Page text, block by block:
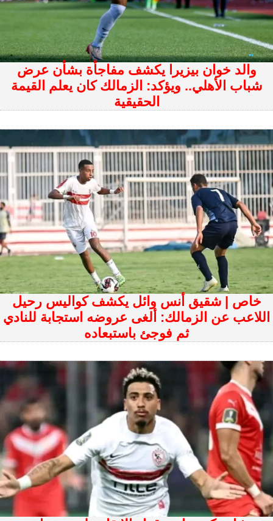
والد خوان بيزيرا يكشف مفاجأة بشأن عرض
شباب الأهلي.. ويؤكد: الزمالك كان يعلم القيمة
الحقيقية
خاص | شقيق أنس وائل يكشف كواليس رحيل
اللاعب عن الزمالك: ألغى عروضه استجابة للنادي
ثم فوجئ باستبعاده